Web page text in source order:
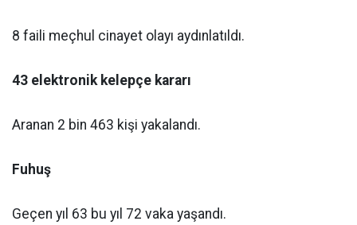
8 faili meçhul cinayet olayı aydınlatıldı.
43 elektronik kelepçe kararı
Aranan 2 bin 463 kişi yakalandı.
Fuhuş
Geçen yıl 63 bu yıl 72 vaka yaşandı.